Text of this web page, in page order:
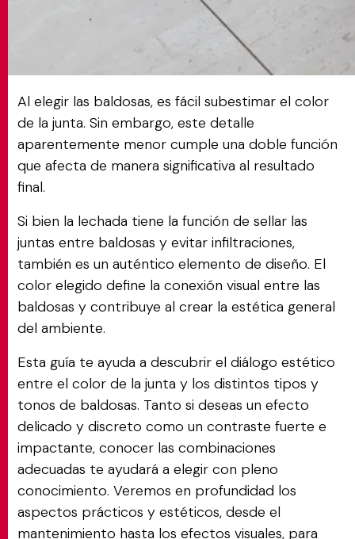
Al elegir las baldosas, es fácil subestimar el color
de la junta. Sin embargo, este detalle
aparentemente menor cumple una doble función
que afecta de manera significativa al resultado
final.
Si bien la lechada tiene la función de sellar las
juntas entre baldosas y evitar infiltraciones,
también es un auténtico elemento de diseño. El
color elegido define la conexión visual entre las
baldosas y contribuye al crear la estética general
del ambiente.
Esta guía te ayuda a descubrir el diálogo estético
entre el color de la junta y los distintos tipos y
tonos de baldosas. Tanto si deseas un efecto
delicado y discreto como un contraste fuerte e
impactante, conocer las combinaciones
adecuadas te ayudará a elegir con pleno
conocimiento. Veremos en profundidad los
aspectos prácticos y estéticos, desde el
mantenimiento hasta los efectos visuales, para